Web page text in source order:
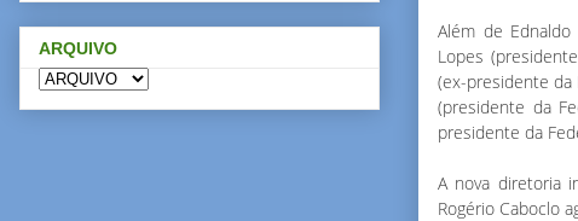
Além de
Lopes
(ex-presidente da
(presidente da
presidente da
A nova diretoria
Rogério Caboclo
ARQUIVO